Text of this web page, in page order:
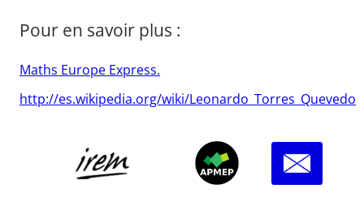
Pour en savoir plus :
Maths Europe Express.
http://es.wikipedia.org/wiki/Leonardo_Torres_Quevedo